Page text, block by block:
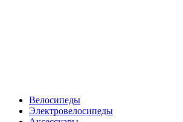
Велосипеды
Электровелосипеды